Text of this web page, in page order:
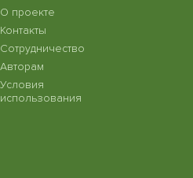
О проекте
Контакты
Сотрудничество
Авторам
Условия
использования